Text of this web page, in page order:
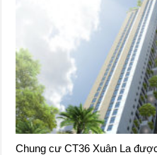
Chung cư CT36 Xuân La